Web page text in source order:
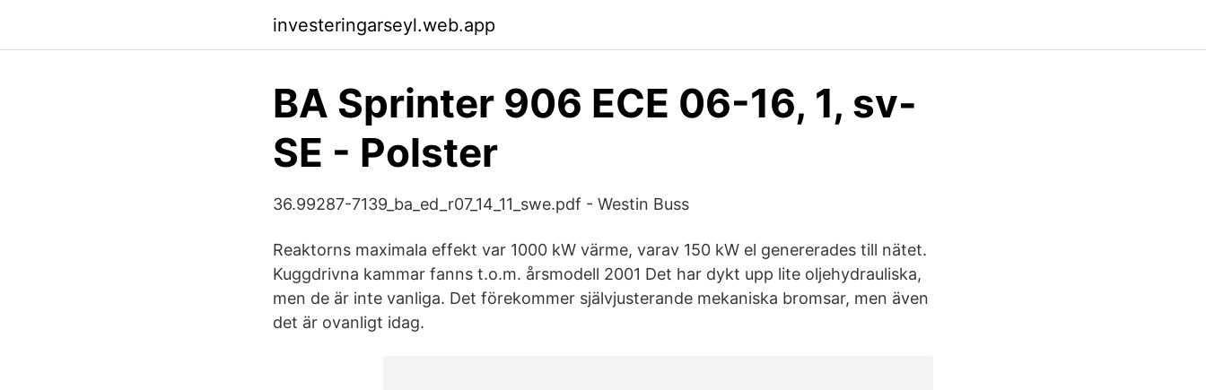
investeringarseyl.web.app
BA Sprinter 906 ECE 06-16, 1, sv-
SE - Polster
36.99287-7139_ba_ed_r07_14_11_swe.pdf - Westin Buss
Reaktorns maximala effekt var 1000 kW värme, varav 150 kW el genererades till nätet.
Kuggdrivna kammar fanns t.o.m. årsmodell 2001 Det har dykt upp lite oljehydrauliska,
men de är inte vanliga. Det förekommer självjusterande mekaniska bromsar, men även
det är ovanligt idag.